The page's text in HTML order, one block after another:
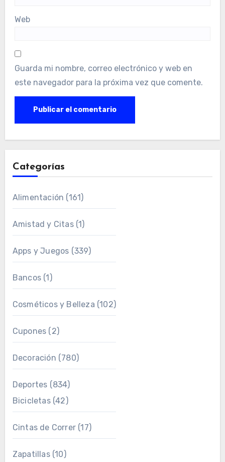
Web
Guarda mi nombre, correo electrónico y web en
este navegador para la próxima vez que comente.
Categorías
Alimentación (161)
Amistad y Citas(1)
Apps y Juegos (339)
Bancos(1)
Cosméticos y Belleza (102)
Cupones (2)
Decoración (780)
Deportes (834)
Bicicletas(42)
Cintas de Correr(17)
Zapatillas(10)